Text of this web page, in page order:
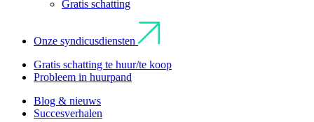
Gratis schatting
Onze syndicusdiensten
Gratis schatting te huur/te koop
Probleem in huurpand
Blog & nieuws
Succesverhalen